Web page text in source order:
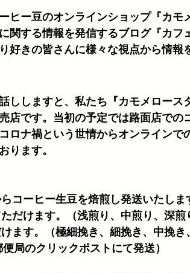
ヒー豆のオンラインショップ『カモ
関する情報を発信するブログ『カフ
好きの皆さんに様々な視点から情報
ししますと、私たち『カモメロース
店です。当初の予定では路面店での
ロナ禍という世情からオンラインで
ります。
コーヒー生豆を焙煎し発送いたしま
だけます。（浅煎り、中煎り、深煎
ます。（極細挽き、細挽き、中挽き
局のクリックポストにて発送）